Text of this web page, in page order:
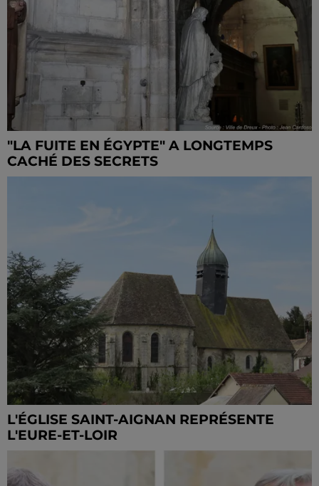
"LA FUITE EN ÉGYPTE" A LONGTEMPS
CACHÉ DES SECRETS
L'ÉGLISE SAINT-AIGNAN REPRÉSENTE
L'EURE-ET-LOIR